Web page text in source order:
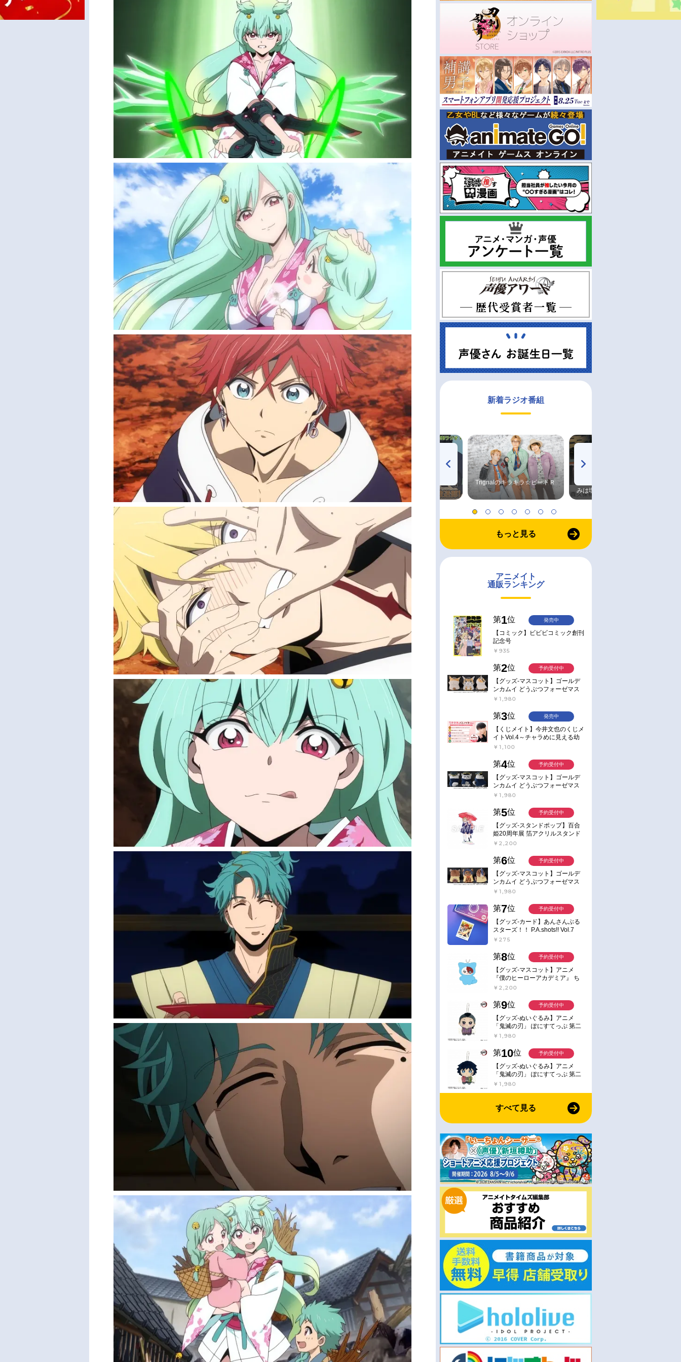
新着ラジオ番組
TVアニメ『戦隊大失格』
radio 大直会 2nd season
ハイキュー!! 烏野高校放送部! Trignalのキラキラ☆ビートＲ
みは塩だけ
もっと見る
アニメイト
通販ランキング
第1位
【コミック】ビビビコミック創刊
記念号
￥935
発売中
第2位
【グッズ-マスコット】ゴールデ
ンカムイ どうぶつフォーゼマス
コット 4.尾形百之助【再販】
￥1,980
予約受付中
第3位
【くじメイト】今井文也のくじメ
イトVol.4～チャラめに見える幼
馴染、実は一途で独占欲が強いん
￥1,100
発売中
第4位
【グッズ-マスコット】ゴールデ
ンカムイ どうぶつフォーゼマス
コット 5.月島軍曹【再販】
￥1,980
予約受付中
第5位
【グッズ-スタンドポップ】百合
姫20周年展 箔アクリルスタンド
E：あおのなち
￥2,200
予約受付中
第6位
【グッズ-マスコット】ゴールデ
ンカムイ どうぶつフォーゼマス
コット 6.鯉登少尉【再販】
￥1,980
予約受付中
第7位
【グッズ-カード】あんさんぶる
スターズ！！ P.A.shots!! Vol.7
Action
￥275
予約受付中
第8位
【グッズ-マスコット】アニメ
『僕のヒーローアカデミア』 ち
みけもますこっと 7.轟凍焦
￥2,200
予約受付中
第9位
【グッズ-ぬいぐるみ】アニメ
「鬼滅の刃」 ぽにすてっぷ 第二
弾 不死川 玄弥
￥1,980
予約受付中
第10位
【グッズ-ぬいぐるみ】アニメ
「鬼滅の刃」 ぽにすてっぷ 第二
弾 冨岡 義勇
￥1,980
予約受付中
すべて見る